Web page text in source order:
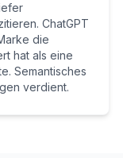
ChatGPT
die
hat als eine
Semantisches
verdient.